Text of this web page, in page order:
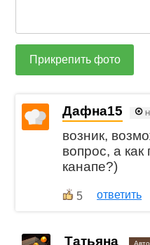
Прикрепить фото
Дафна15
возник,
вопрос, а
канапе?)
5 ответить
Татьяна